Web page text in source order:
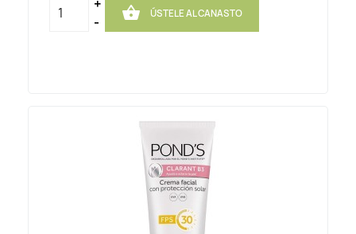
+
-
 ÚSTELE AL CANASTO